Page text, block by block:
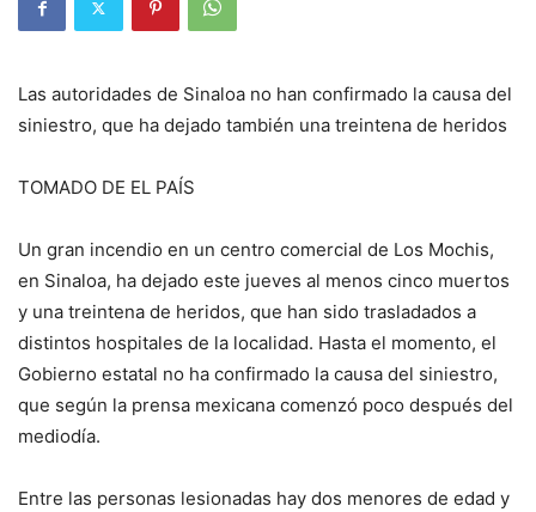
Las autoridades de Sinaloa no han confirmado la causa del
siniestro, que ha dejado también una treintena de heridos
TOMADO DE EL PAÍS
Un gran incendio en un centro comercial de Los Mochis,
en Sinaloa, ha dejado este jueves al menos cinco muertos
y una treintena de heridos, que han sido trasladados a
distintos hospitales de la localidad. Hasta el momento, el
Gobierno estatal no ha confirmado la causa del siniestro,
que según la prensa mexicana comenzó poco después del
mediodía.
Entre las personas lesionadas hay dos menores de edad y